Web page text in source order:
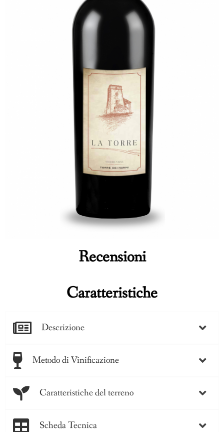
Recensioni
Caratteristiche
Descrizione
Metodo di Vinificazione
Caratteristiche del terreno
Scheda Tecnica